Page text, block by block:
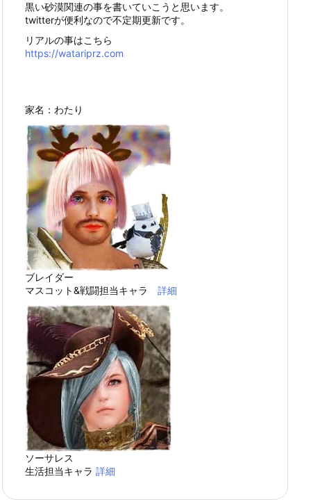
黒い砂漠関連の事を書いていこうと思います。
twitterが便利なので不定期更新です。
リアルの事はこちら
https://watariprz.com
家名：わたり
ブレイダー
マスコット&戦闘担当キャラ 詳細
ソーサレス
生活担当キャラ 詳細